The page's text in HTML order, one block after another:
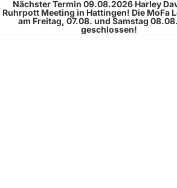
Nächster Termin 09.08.2026 Harley
Ruhrpott Meeting in Hattingen! Die MoFa
am Freitag, 07.08. und Samstag
geschlossen!